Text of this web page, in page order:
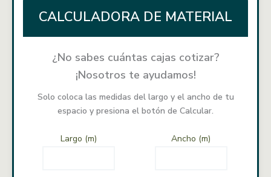
CALCULADORA DE MATERIAL
¿No sabes cuántas cajas cotizar?
¡Nosotros te ayudamos!
Solo coloca las medidas del largo y el ancho de tu
espacio y presiona el botón de Calcular.
Largo (m) Ancho (m)